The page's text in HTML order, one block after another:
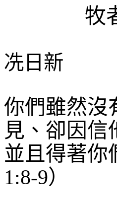
牧
冼日新
你們雖然沒
見、卻因
並且得著你
1:8-9）